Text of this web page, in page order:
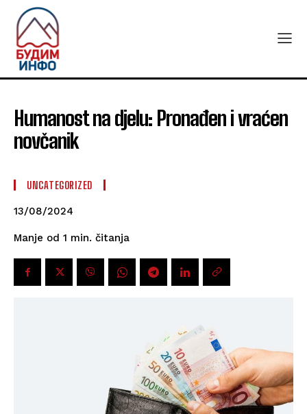
Humanost na djelu: Pronađen i vraćen
novčanik
UNCATEGORIZED
13/08/2024
Manje od 1 min. čitanja